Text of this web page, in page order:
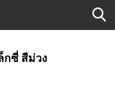
กซี่ สีม่วง